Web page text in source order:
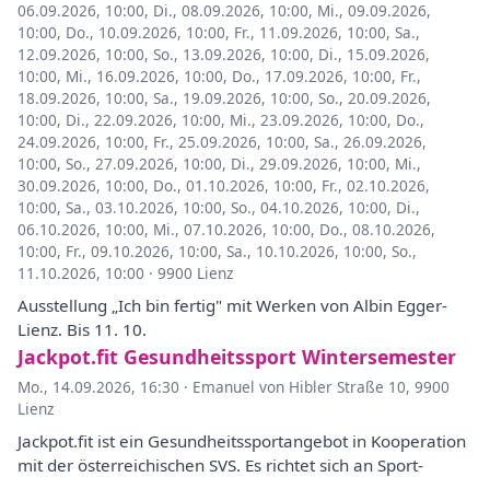
06.09.2026, 10:00, Di., 08.09.2026, 10:00, Mi., 09.09.2026,
10:00, Do., 10.09.2026, 10:00, Fr., 11.09.2026, 10:00, Sa.,
12.09.2026, 10:00, So., 13.09.2026, 10:00, Di., 15.09.2026,
10:00, Mi., 16.09.2026, 10:00, Do., 17.09.2026, 10:00, Fr.,
18.09.2026, 10:00, Sa., 19.09.2026, 10:00, So., 20.09.2026,
10:00, Di., 22.09.2026, 10:00, Mi., 23.09.2026, 10:00, Do.,
24.09.2026, 10:00, Fr., 25.09.2026, 10:00, Sa., 26.09.2026,
10:00, So., 27.09.2026, 10:00, Di., 29.09.2026, 10:00, Mi.,
30.09.2026, 10:00, Do., 01.10.2026, 10:00, Fr., 02.10.2026,
10:00, Sa., 03.10.2026, 10:00, So., 04.10.2026, 10:00, Di.,
06.10.2026, 10:00, Mi., 07.10.2026, 10:00, Do., 08.10.2026,
10:00, Fr., 09.10.2026, 10:00, Sa., 10.10.2026, 10:00, So.,
11.10.2026, 10:00 · 9900 Lienz
Ausstellung „Ich bin fertig" mit Werken von Albin Egger-
Lienz. Bis 11. 10.
Jackpot.fit Gesundheitssport Wintersemester
Mo., 14.09.2026, 16:30 · Emanuel von Hibler Straße 10, 9900
Lienz
Jackpot.fit ist ein Gesundheitssportangebot in Kooperation
mit der österreichischen SVS. Es richtet sich an Sport-